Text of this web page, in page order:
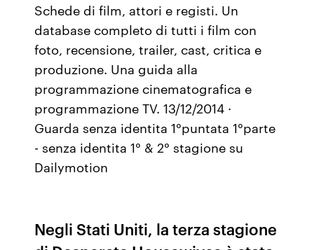
Schede di film, attori e registi. Un
database completo di tutti i film con
foto, recensione, trailer, cast, critica e
produzione. Una guida alla
programmazione cinematografica e
programmazione TV. 13/12/2014 ·
Guarda senza identita 1°puntata 1°parte
- senza identita 1° & 2° stagione su
Dailymotion
Negli Stati Uniti, la terza stagione